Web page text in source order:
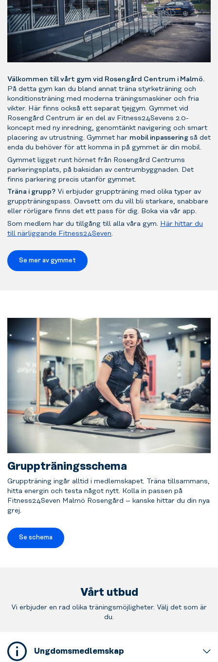
Välkommen till vårt gym vid Rosengård Centrum i Malmö.
På detta gym kan du bland annat träna styrketräning och
konditionsträning med moderna träningsmaskiner och fria
vikter. Här finns också ett separat tjejgym. Gymmet vid
Rosengård Centrum är en del av Fitness24Sevens 2.0-
koncept med ny inredning, genomtänkt navigering och smart
placering av utrustning. Gymmet har mobil inpassering så det
enda du behöver för att komma in på gymmet är din mobil.
Gymmet ligget runt hörnet från Rosengård Centrums
parkeringsplats, på baksidan av centrumbyggnaden. Det
finns parkering precis utanför gymmet.
Träna i grupp? Vi erbjuder gruppträning med olika typer av
gruppträningspass. Oavsett om du vill bli starkare, snabbare
eller rörligare finns det ett pass för dig. Boka via vår app.
Som medlem har du tillgång till alla våra gym. Här hittar du
till närliggande Fitness24Seven.
Se mer av gymmet
Gruppträningsschema
Gruppträning ingår alltid i medlemskapet. Träna tillsammans,
hitta energin och testa något nytt. Kolla in passen på
Fitness24Seven Malmö Rosengård – kanske hittar du din nya
grej.
Se schema
Vårt utbud
Vi erbjuder en rad olika träningsmöjligheter. Välj det som är
du.
Ungdomsmedlemskap